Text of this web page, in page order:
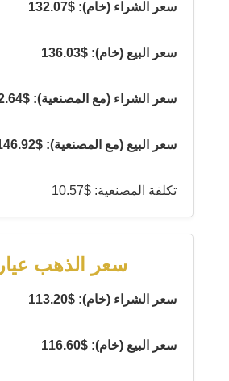
سعر الشراء (خام): $132.07
سعر البيع (خام): $136.03
سعر الشراء (مع المصنعية): $142.64
سعر البيع (مع المصنعية): $146.92
تكلفة المصنعية: $10.57
سعر الذهب عيار 18
سعر الشراء (خام): $113.20
سعر البيع (خام): $116.60